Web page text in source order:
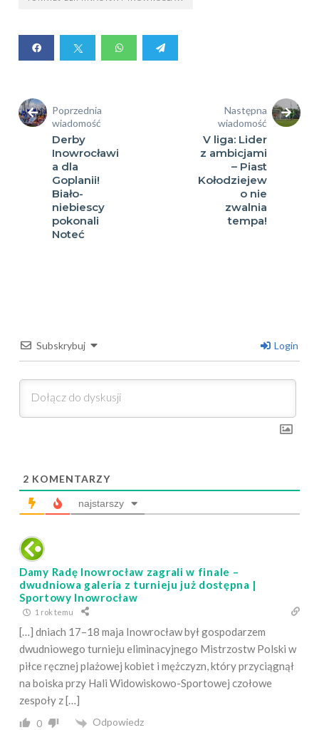
Poprzednia
wiadomość
Derby
Inowrocławi
a dla
Goplanii!
Biało-
niebiescy
pokonali
Noteć
Następna
wiadomość
V liga: Lider
z ambicjami
– Piast
Kołodziejew
o nie
zwalnia
tempa!
Subskrybuj Login
2 KOMENTARZY
najstarszy
Damy Radę Inowrocław zagrali w finale –
dwudniowa galeria z turnieju już dostępna |
Sportowy Inowrocław
1 rok temu
[…] dniach 17–18 maja Inowrocław był gospodarzem
dwudniowego turnieju eliminacyjnego Mistrzostw Polski w
piłce ręcznej plażowej kobiet i mężczyzn, który przyciągnął
na boiska przy Hali Widowiskowo-Sportowej czołowe
zespoły z […]
0 Odpowiedz